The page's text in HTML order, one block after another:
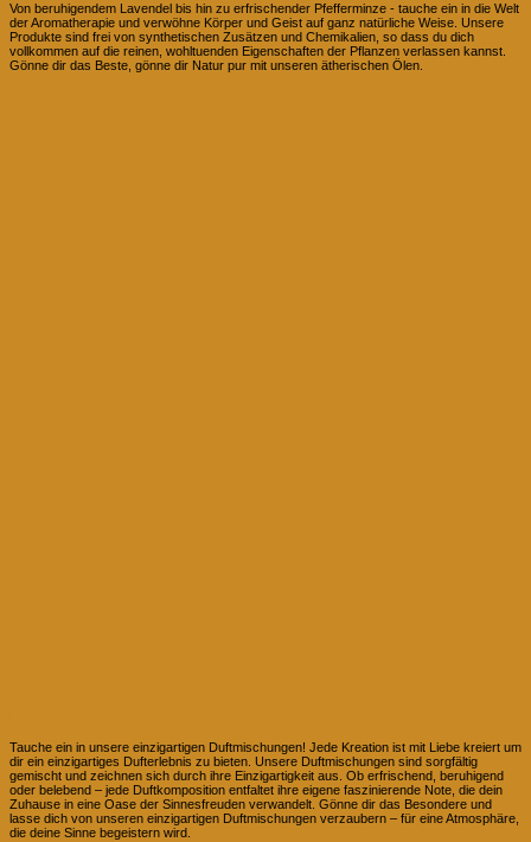
Von beruhigendem Lavendel bis hin zu erfrischender Pfefferminze - tauche ein in die Welt
der Aromatherapie und verwöhne Körper und Geist auf ganz natürliche Weise. Unsere
Produkte sind frei von synthetischen Zusätzen und Chemikalien, so dass du dich
vollkommen auf die reinen, wohltuenden Eigenschaften der Pflanzen verlassen kannst.
Gönne dir das Beste, gönne dir Natur pur mit unseren ätherischen Ölen.
Tauche ein in unsere einzigartigen Duftmischungen! Jede Kreation ist mit Liebe kreiert um
dir ein einzigartiges Dufterlebnis zu bieten. Unsere Duftmischungen sind sorgfältig
gemischt und zeichnen sich durch ihre Einzigartigkeit aus. Ob erfrischend, beruhigend
oder belebend – jede Duftkomposition entfaltet ihre eigene faszinierende Note, die dein
Zuhause in eine Oase der Sinnesfreuden verwandelt. Gönne dir das Besondere und
lasse dich von unseren einzigartigen Duftmischungen verzaubern – für eine Atmosphäre,
die deine Sinne begeistern wird.